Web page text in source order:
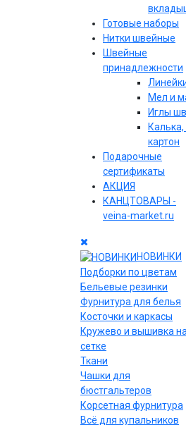
Готовые наборы
Нитки швейные
Швейные
принадлежности
Мел и
Иглы
картон
Подарочные
сертификаты
АКЦИЯ
КАНЦТОВАРЫ -
veina-market.ru
НОВИНКИ
Подборки по цветам
Бельевые резинки
Фурнитура для белья
Косточки и каркасы
Кружево и вышивка на
сетке
Ткани
Чашки для
бюстгальтеров
Корсетная фурнитура
Всё для купальников